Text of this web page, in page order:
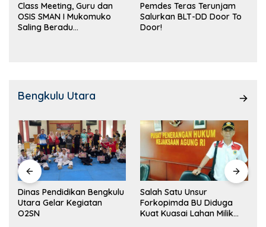
Class Meeting, Guru dan
OSIS SMAN I Mukomuko
Saling Beradu
Pemdes Teras Terunjam
Salurkan BLT-DD Door To
Door!
Bengkulu Utara
Dinas Pendidikan Bengkulu
Utara Gelar Kegiatan
O2SN
Salah Satu Unsur
Forkopimda BU Diduga
Kuat Kuasai Lahan Milik